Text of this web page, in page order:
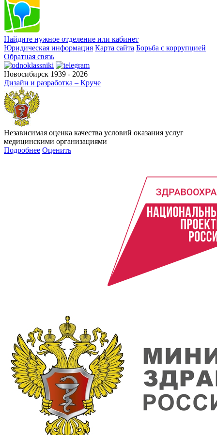
Найдите нужное отделение или кабинет
Юридическая информация Карта сайта Борьба с коррупцией
Обратная связь
Новосибирск 1939 - 2026
Дизайн и разработка – Круче
Независимая оценка качества условий оказания услуг
медицинскими организациями
Подробнее Оценить